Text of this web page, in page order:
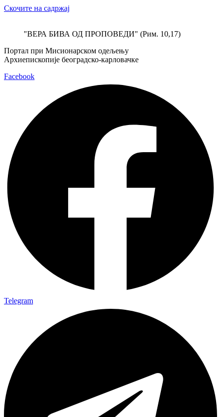
Скочите на садржај
"ВЕРА БИВА ОД ПРОПОВЕДИ" (Рим. 10,17)
Портал при Мисионарском одељењу
Архиепископије београдско-карловачке
Facebook
Telegram